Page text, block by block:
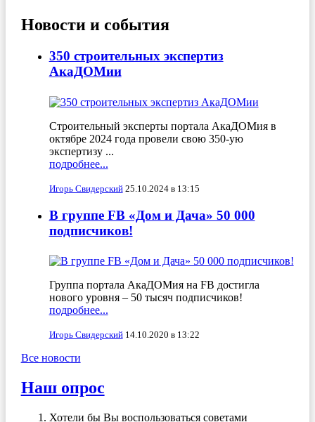
Новости и события
350 строительных экспертиз
АкаДОМии
Строительный эксперты портала АкаДОМия в
октябре 2024 года провели свою 350-ую
экспертизу ...
подробнее...
Игорь Свидерский 25.10.2024 в 13:15
В группе FB «Дом и Дача» 50 000
подписчиков!
Группа портала АкаДОМия на FB достигла
нового уровня – 50 тысяч подписчиков!
подробнее...
Игорь Свидерский 14.10.2020 в 13:22
Все новости
Наш опрос
Хотели бы Вы воспользоваться советами